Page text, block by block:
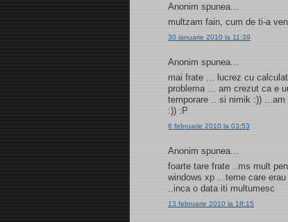
Anonim spunea...
multzam fain, cum de ti-a
30 ianuarie 2010 la 11:39
Anonim spunea...
mai frate ... lucrez cu
problema ... am crezut ca e
temporare .. si nimik :))
:)) :P
6 februarie 2010 la 03:53
Anonim spunea...
foarte tare frate ..ms mult
windows xp ...teme care
..inca o data iti multumesc
13 februarie 2010 la 18:15